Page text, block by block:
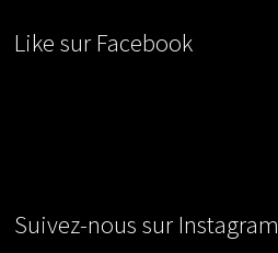
Like sur Facebook
Suivez-nous sur Instagram